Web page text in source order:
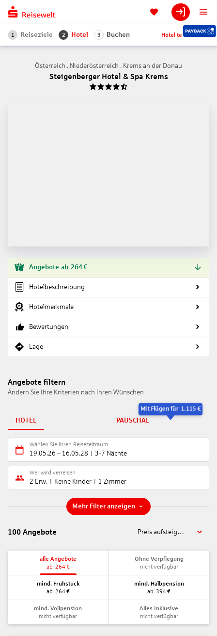
1 Reiseziele 2 Hotel 3 Buchen Hotel teilen
Österreich . Niederösterreich . Krems an der Donau
Steigenberger Hotel & Spa Krems
4.5
Angebote ab 264€
Hotelbeschreibung
Hotelmerkmale
Bewertungen
Lage
Angebote filtern
Ändern Sie Ihre Kriterien nach Ihren Wünschen
HOTEL PAUSCHAL
Mit Flügen für 1.115€
Wählen Sie Ihren Reisezeitraum
19.05.26 – 16.05.28 3-7 Nächte
Wer wird verreisen
2 Erw. Keine Kinder 1 Zimmer
Mehr Filter anzeigen
100 Angebote Preis aufsteigend
alle Angebote
ab 264 €
Ohne Verpflegung
nicht verfügbar
mind. Frühstück
ab 264 €
mind. Halbpension
ab 394 €
mind. Vollpension
nicht verfügbar
Alles Inklusive
nicht verfügbar